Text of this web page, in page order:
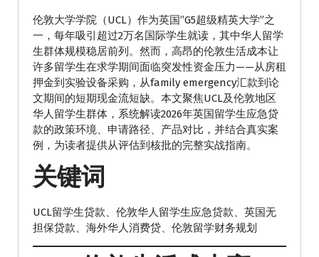
伦敦大学学院（UCL）作为英国”G5超级精英大学”之
一，每年吸引超过2万名国际学生就读，其中华人留学
生群体规模稳居前列。然而，高昂的伦敦生活成本让
许多留学生在求学期间面临突发性资金压力——从房租
押金到实验设备采购，从family emergency汇款到论
文期间的短期现金流短缺。本文聚焦UCL及伦敦地区
华人留学生群体，系统解读2026年英国留学生应急贷
款的政策环境、申请路径、产品对比，并结合真实案
例，为读者提供从评估到核批的完整实战指南。
关键词
UCL留学生贷款、伦敦华人留学生应急贷款、英国无
担保贷款、海外华人消费贷、伦敦留学财务规划